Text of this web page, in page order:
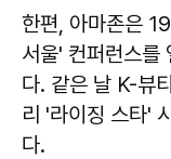
한편, 아마존은
서울' 컨퍼런스를
다. 같은 날 K-뷰
리 '라이징 스타'
다.